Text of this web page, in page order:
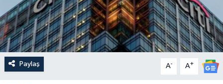
Paylaş A- A+